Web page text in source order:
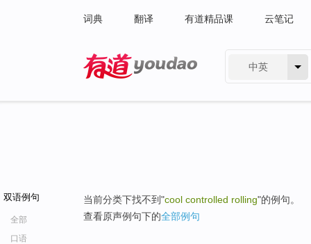
词典 翻译 有道精品课 云笔记
中英
双语例句
全部
口语
当前分类下找不到"cool controlled rolling"的例句。
查看原声例句下的全部例句